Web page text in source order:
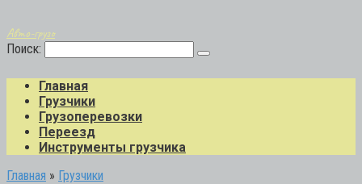
Авто-грузо
Поиск:
Главная
Грузчики
Грузоперевозки
Переезд
Инструменты грузчика
Главная » Грузчики